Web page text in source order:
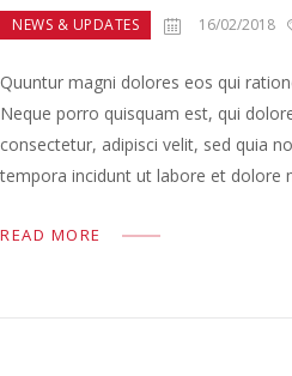
NEWS & UPDATES 16/02/2018
Quuntur magni dolores eos qui
Neque porro quisquam est, qui
consectetur, adipisci velit, sed quia
tempora incidunt ut labore et dolore
READ MORE